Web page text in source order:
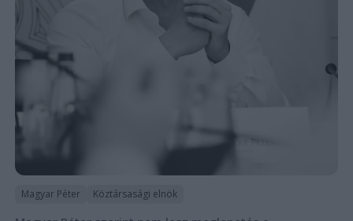
Magyar Péter Köztársasági elnök